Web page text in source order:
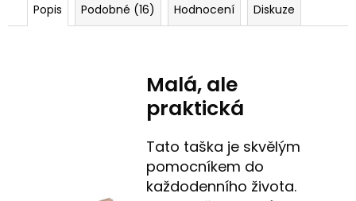
Popis Podobné (16) Hodnocení Diskuze
Malá, ale
praktická
Tato taška je skvělým
pomocníkem do
každodenního života.